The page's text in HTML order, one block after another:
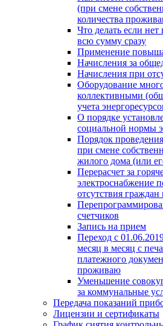
(при смене
количества
Что делать если
всю сумму сразу
Применение
Начисления за
Начисления при
Оборудование
коллективными
учета
О порядке
социальной нормы
Порядок
при смене
жилого дома (или
Перерасчет за
электроснабжение
отсутствия
счетчиков
Запись на прием
Переход с
месяц в месяц с
платежного
проживаю
Уменьшение
за коммунальные
Передача показаний
Лицензии и сертификаты